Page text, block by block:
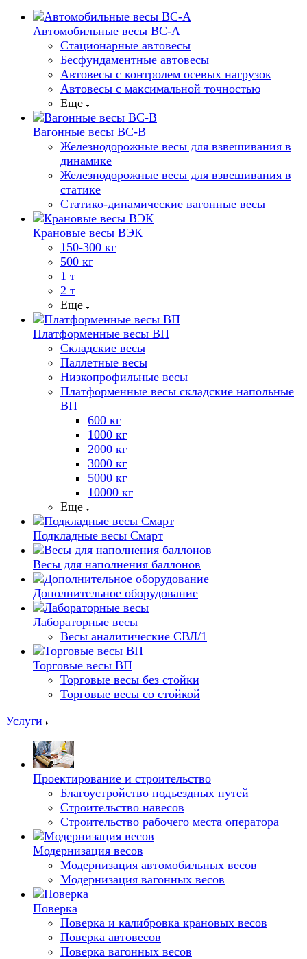
Автомобильные весы ВС-А
Стационарные автовесы
Бесфундаментные автовесы
Автовесы с контролем осевых нагрузок
Автовесы с максимальной точностью
Еще
Вагонные весы ВС-В
Железнодорожные весы для взвешивания в
динамике
Железнодорожные весы для взвешивания в
статике
Статико-динамические вагонные весы
Крановые весы ВЭК
150-300 кг
500 кг
1 т
2 т
Еще
Платформенные весы ВП
Складские весы
Паллетные весы
Низкопрофильные весы
Платформенные весы складские напольные
ВП
600 кг
1000 кг
2000 кг
3000 кг
5000 кг
10000 кг
Еще
Подкладные весы Смарт
Весы для наполнения баллонов
Дополнительное оборудование
Лабораторные весы
Весы аналитические СВЛ/1
Торговые весы ВП
Торговые весы без стойки
Торговые весы со стойкой
Услуги
Проектирование и строительство
Благоустройство подъездных путей
Строительство навесов
Строительство рабочего места оператора
Модернизация весов
Модернизация автомобильных весов
Модернизация вагонных весов
Поверка
Поверка и калибровка крановых весов
Поверка автовесов
Поверка вагонных весов